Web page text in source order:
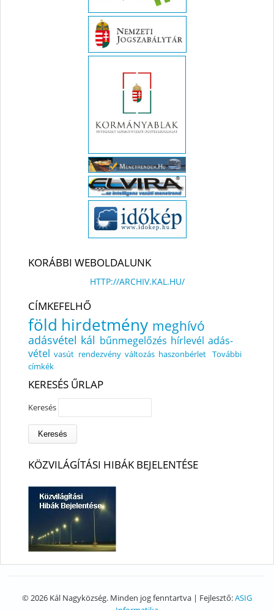
KORÁBBI WEBOLDALUNK
HTTP://ARCHIV.KAL.HU/
CÍMKEFELHŐ
föld hirdetmény meghívó
adásvétel kál bűnmegelőzés hírlevél adás-
vétel vasút rendezvény változás haszonbérlet További
címkék
KERESÉS ŰRLAP
Keresés
KÖZVILÁGÍTÁSI HIBÁK BEJELENTÉSE
© 2026 Kál Nagyközség. Minden jog fenntartva | Fejlesztő:ASIG